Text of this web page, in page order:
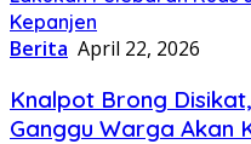
Kepanjen
Berita April 22, 2026
Knalpot Brong
Ganggu Warga Akan